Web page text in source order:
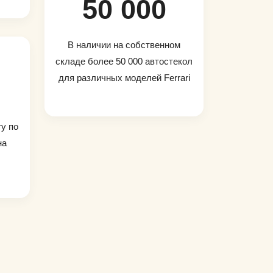
по
50 000
В наличии на собственном
складе более 50 000 автостекол
для различных моделей Ferrari